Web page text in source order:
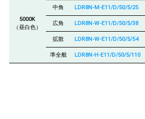
5000K
（昼白色）
中角 LDR8N-M-E11/D/50/5/25
広角 LDR8N-W-E11/D/50/5/38
拡散 LDR8N-W-E11/D/50/5/54
準全般 LDR8N-H-E11/D/50/5/110